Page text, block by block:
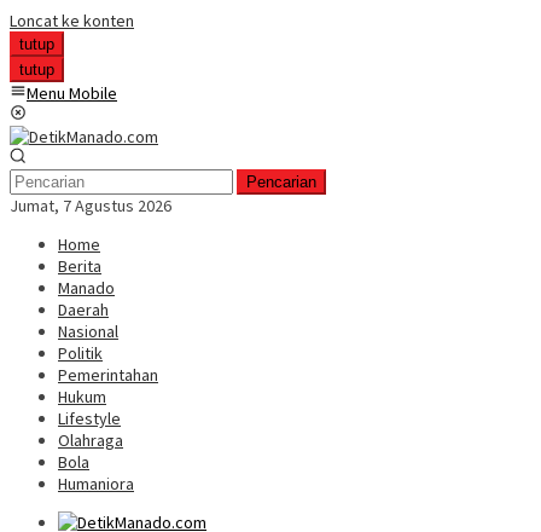
Loncat ke konten
tutup
tutup
Menu Mobile
Pencarian
Jumat, 7 Agustus 2026
Home
Berita
Manado
Daerah
Nasional
Politik
Pemerintahan
Hukum
Lifestyle
Olahraga
Bola
Humaniora